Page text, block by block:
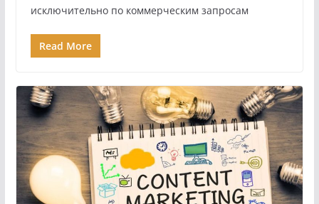
исключительно по коммерческим запросам
Read More